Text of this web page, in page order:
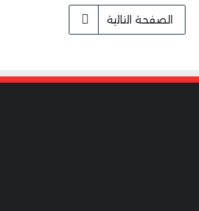
الصفحة التالية